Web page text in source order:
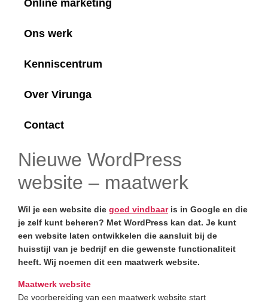
Online marketing
Ons werk
Kenniscentrum
Over Virunga
Contact
Nieuwe WordPress
website – maatwerk
Wil je een website die goed vindbaaris in Google en die
je zelf kunt beheren? Met WordPress kan dat. Je kunt
een website laten ontwikkelen die aansluit bij de
huisstijl van je bedrijf en die gewenste functionaliteit
heeft. Wij noemen dit een maatwerk website.
Maatwerk website
De voorbereiding van een maatwerk website start